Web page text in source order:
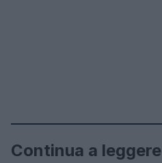
Continua a leggere